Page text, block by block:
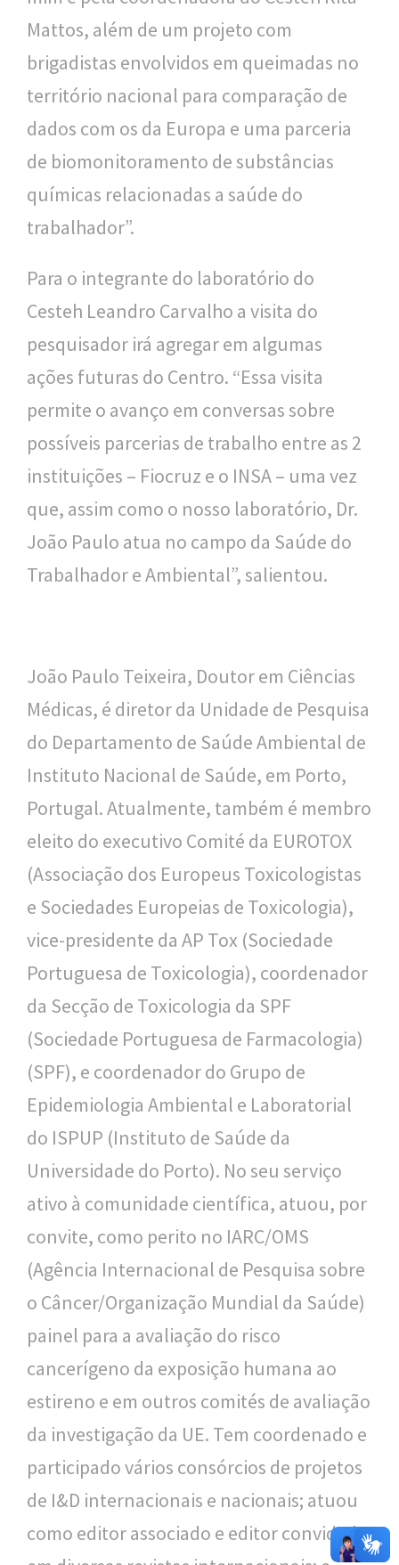
Mattos, além de um projeto com
brigadistas envolvidos em queimadas no
território nacional para comparação de
dados com os da Europa e uma parceria
de biomonitoramento de substâncias
químicas relacionadas a saúde do
trabalhador”.
Para o integrante do laboratório do
Cesteh Leandro Carvalho a visita do
pesquisador irá agregar em algumas
ações futuras do Centro. “Essa visita
permite o avanço em conversas sobre
possíveis parcerias de trabalho entre as 2
instituições – Fiocruz e o INSA – uma vez
que, assim como o nosso laboratório, Dr.
João Paulo atua no campo da Saúde do
Trabalhador e Ambiental”, salientou.
João Paulo Teixeira, Doutor em Ciências
Médicas, é diretor da Unidade de Pesquisa
do Departamento de Saúde Ambiental de
Instituto Nacional de Saúde, em Porto,
Portugal. Atualmente, também é membro
eleito do executivo Comité da EUROTOX
(Associação dos Europeus Toxicologistas
e Sociedades Europeias de Toxicologia),
vice-presidente da AP Tox (Sociedade
Portuguesa de Toxicologia), coordenador
da Secção de Toxicologia da SPF
(Sociedade Portuguesa de Farmacologia)
(SPF), e coordenador do Grupo de
Epidemiologia Ambiental e Laboratorial
do ISPUP (Instituto de Saúde da
Universidade do Porto). No seu serviço
ativo à comunidade científica, atuou, por
convite, como perito no IARC/OMS
(Agência Internacional de Pesquisa sobre
o Câncer/Organização Mundial da Saúde)
painel para a avaliação do risco
cancerígeno da exposição humana ao
estireno e em outros comités de avaliação
da investigação da UE. Tem coordenado e
participado vários consórcios de projetos
de I&D internacionais e nacionais; atuou
como editor associado e editor convidado